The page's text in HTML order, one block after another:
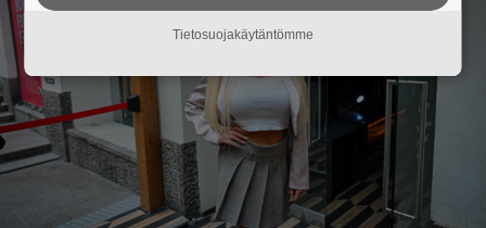
Tietosuojakäytäntömme